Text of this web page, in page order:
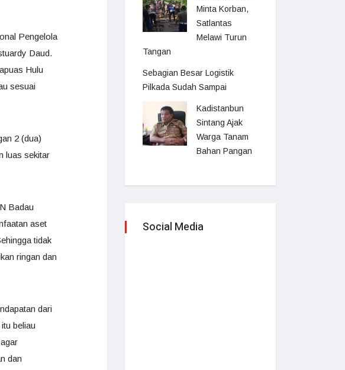
Pengelola
Daud.
Hulu
sesuai
2 (dua)
luas sekitar
Badau
aset
tidak
ringan dan
dari
beliau
dan
Minta Korban,
Satlantas
Melawi Turun
Tangan
Sebagian Besar Logistik
Pilkada Sudah Sampai
Kadistanbun
Sintang Ajak
Warga Tanam
Bahan Pangan
Social Media